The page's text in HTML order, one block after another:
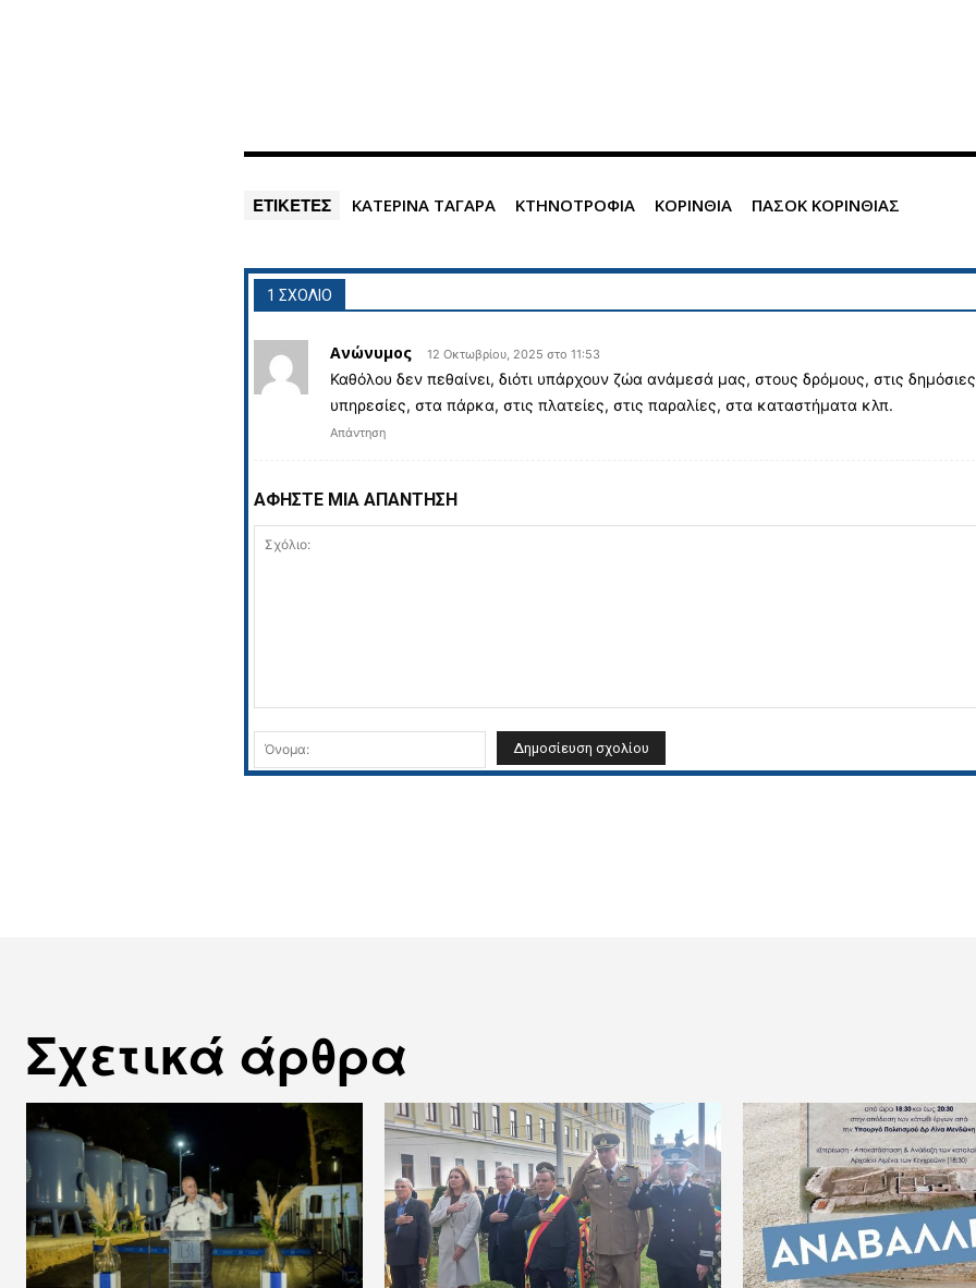
ΕΤΙΚΕΤΕΣ ΚΑΤΕΡΙΝΑ ΤΑΓΑΡΑ ΚΤΗΝΟΤΡΟΦΙΑ ΚΟΡΙΝΘΙΑ ΠΑΣΟΚ ΚΟΡΙΝΘΙΑΣ
1 ΣΧΟΛΙΟ
Ανώνυμος 12 Οκτωβρίου, 2025 στο 11:53
Καθόλου δεν πεθαίνει, διότι υπάρχουν ζώα ανάμεσά μας, στους δρόμους, στις δημόσιες
υπηρεσίες, στα πάρκα, στις πλατείες, στις παραλίες, στα καταστήματα κλπ.
Απάντηση
ΑΦΗΣΤΕ ΜΙΑ ΑΠΑΝΤΗΣΗ
Όνομα:
Σχετικά άρθρα